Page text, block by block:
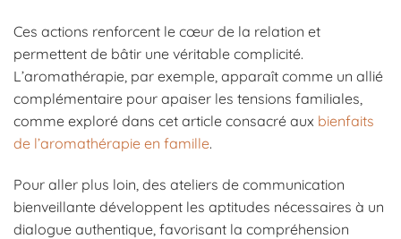
Ces actions renforcent le cœur de la relation et
permettent de bâtir une véritable complicité.
L’aromathérapie, par exemple, apparaît comme un allié
complémentaire pour apaiser les tensions familiales,
comme exploré dans cet article consacré aux bienfaits
de l’aromathérapie en famille.
Pour aller plus loin, des ateliers de communication
bienveillante développent les aptitudes nécessaires à un
dialogue authentique, favorisant la compréhension